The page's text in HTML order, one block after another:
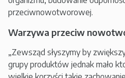
przeciwnowotworowej.
Warzywa przeciw
„Zewsząd słyszymy by
grupy produktów jednak mało